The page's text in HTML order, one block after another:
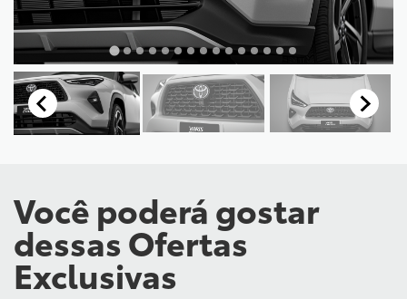
Você poderá gostar
dessas Ofertas
Exclusivas